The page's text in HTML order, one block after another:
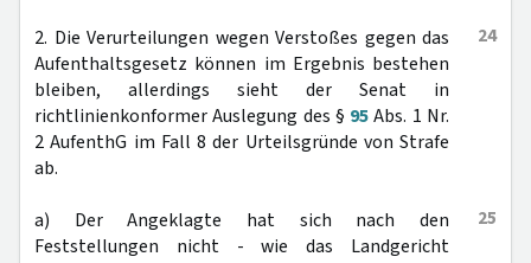
24
2. Die Verurteilungen wegen Verstoßes gegen das
Aufenthaltsgesetz können im Ergebnis bestehen
bleiben, allerdings sieht der Senat in
richtlinienkonformer Auslegung des § 95Abs. 1 Nr.
2 AufenthG im Fall 8 der Urteilsgründe von Strafe
ab.
25
a) Der Angeklagte hat sich nach den
Feststellungen nicht - wie das Landgericht